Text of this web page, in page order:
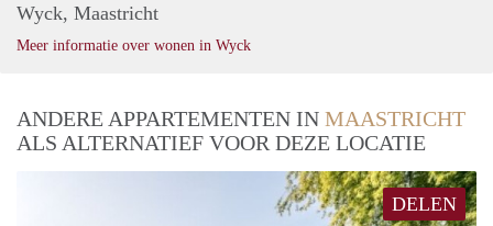
Wyck, Maastricht
Meer informatie over wonen in Wyck
ANDERE APPARTEMENTEN IN MAASTRICHT
ALS ALTERNATIEF VOOR DEZE LOCATIE
DELEN